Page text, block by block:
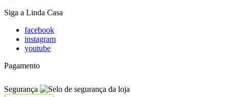
Siga a Linda Casa
facebook
instagram
youtube
Pagamento
Segurança